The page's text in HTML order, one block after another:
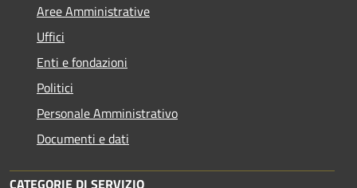
Aree Amministrative
Uffici
Enti e fondazioni
Politici
Personale Amministrativo
Documenti e dati
CATEGORIE DI SERVIZIO